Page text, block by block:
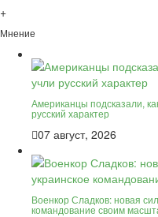
+
Мнение
Американцы подсказали,
русский характер
07 август, 2026
Военкор Сладков: новая
командование своим